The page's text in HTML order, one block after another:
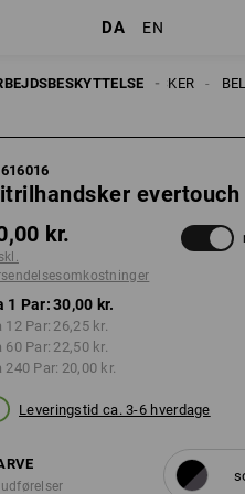
DA EN
HANDSKER
evertouch
kr.
1 Par:30,00 kr.
12 Par: 26,25 kr.
60 Par: 22,50 kr.
240 Par: 20,00 kr.
Leveringstid ca. 3-6 hverdage